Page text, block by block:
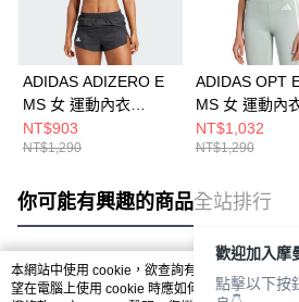
ADIDAS ADIZERO E
MS 女 運動內衣
IT6708
NT$903
NT$1,290
ADIDAS OPT
MS 女 運動內
KA4703
NT$1,032
NT$1,290
你可能有興趣的商品全站排行
熱門標籤
本網站中使用 cookie，欲查詢有關本網站使用
望在電腦上使用 cookie 時應如何變更電腦的
歡迎加入摩
點擊以下按